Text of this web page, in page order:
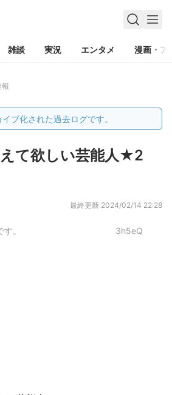
雑談 実況 エンタメ 漫画・ア
報
ブ化された過去ログです。
て欲しい芸能人★2
最終更新 2024/02/14 22:28
。 3h5eQ